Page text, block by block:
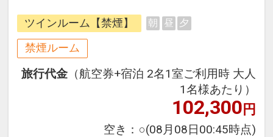
けます。
このプランは、往復の航空券と宿泊
がセットになったスタンダードな＜
食事なし＞プランです。フライトと
宿泊を自由に組み合わせできるダイ
ナミックパッケージだから、一都市
滞在はもちろん周遊旅行にも最適！
旅行期間中の1泊だけの宿泊や延
ツインルーム【禁煙】 朝 昼 夕
禁煙ルーム
旅行代金 （航空券+宿泊 2名1室ご利用時 大人
1名様あたり）
102,300円
空き： ○(08月08日00:45時点)